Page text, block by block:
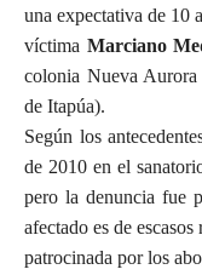
una expectativa de 10
víctima Marciano
colonia Nueva Aurora
de Itapúa).
Según los
de 2010 en el
pero la denuncia fue
afectado es de
patrocinada por los